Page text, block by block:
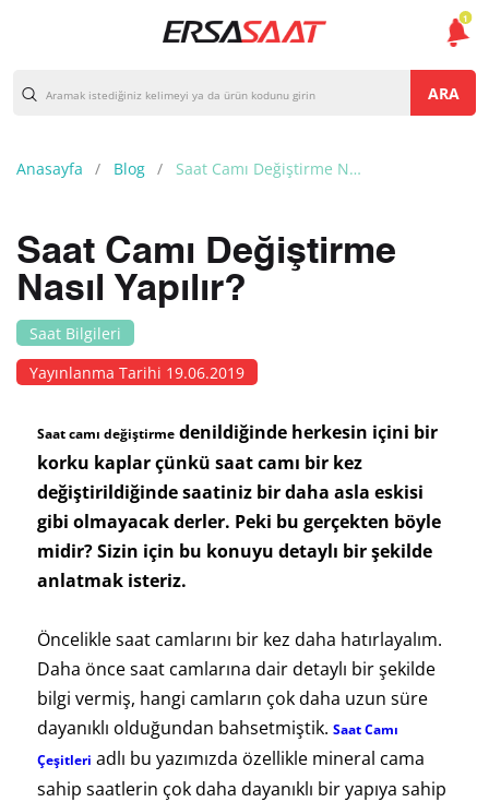
ARA
Anasayfa Blog Saat Camı Değiştirme Nasıl Yapılır?
Yayınlanma Tarihi 19.06.2019
Saat Bilgileri
Saat Camı Değiştirme
Nasıl Yapılır?
Saat camı değiştirmedenildiğinde herkesin içini bir
korku kaplar çünkü saat camı bir kez
değiştirildiğinde saatiniz bir daha asla eskisi
gibi olmayacak derler. Peki bu gerçekten böyle
midir? Sizin için bu konuyu detaylı bir şekilde
anlatmak isteriz.
Öncelikle saat camlarını bir kez daha hatırlayalım.
Daha önce saat camlarına dair detaylı bir şekilde
bilgi vermiş, hangi camların çok daha uzun süre
dayanıklı olduğundan bahsetmiştik. Saat Camı
Çeşitleri adlı bu yazımızda özellikle mineral cama
sahip saatlerin çok daha dayanıklı bir yapıya sahip
1